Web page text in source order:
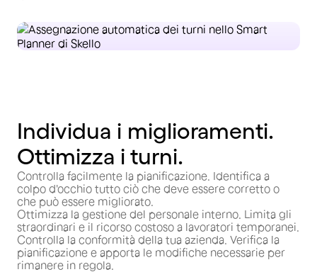
Individua i miglioramenti.
Ottimizza i turni.
Controlla facilmente la pianificazione. Identifica a
colpo d'occhio tutto ciò che deve essere corretto o
che può essere migliorato.
Ottimizza la gestione del personale interno. Limita gli
straordinari e il ricorso costoso a lavoratori temporanei.
Controlla la conformità della tua azienda. Verifica la
pianificazione e apporta le modifiche necessarie per
rimanere in regola.